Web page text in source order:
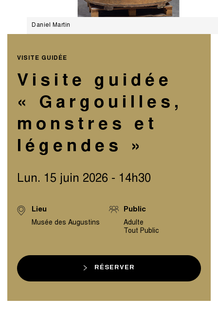
Daniel Martin
Visite guidée
« Gargouilles,
monstres et
légendes »
VISITE GUIDÉE
Lun. 15 juin 2026 - 14h30
Lieu
Musée des Augustins
Public
Adulte
Tout Public
RÉSERVER